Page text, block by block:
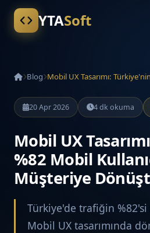
YTASoft
Blog Mobil UX Tasarımı:
20 Apr 2026 4 dk okuma
Mobil UX
%82 Mobil
Müşteriye
Türkiye'de trafiğin
Mobil UX tasarımında